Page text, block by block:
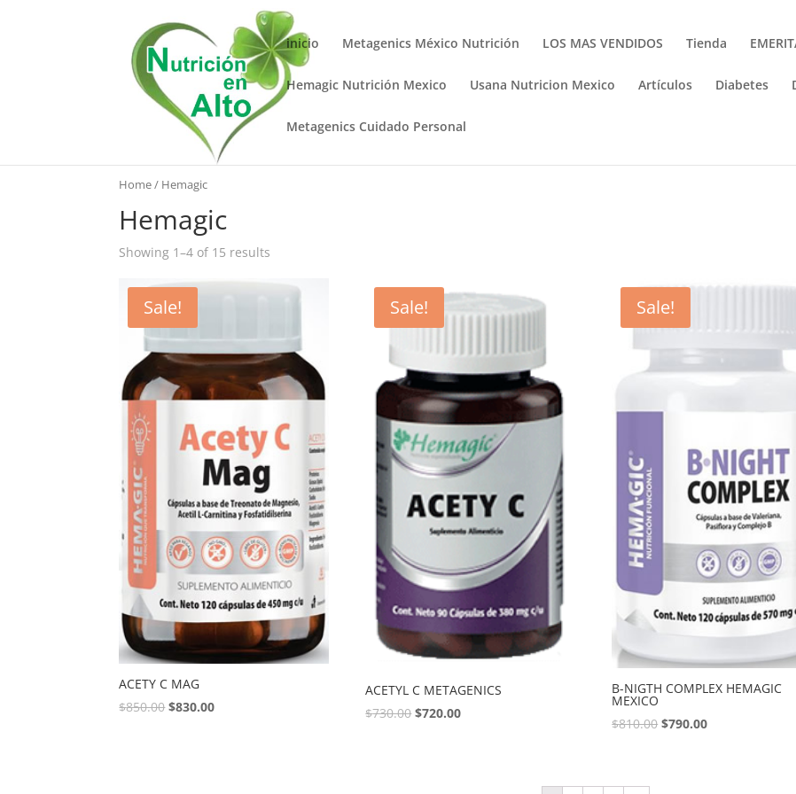
inicio Metagenics México Nutrición LOS MAS VENDIDOS Tienda
Hemagic Nutrición Mexico Usana Nutricion Mexico Artículos Diabetes
Metagenics Cuidado Personal
Home/ Hemagic
Hemagic
Showing 1–4 of 15 results
Sale!
ACETY C MAG
$850.00 $830.00
Sale!
ACETYL C METAGENICS
$730.00 $720.00
Sale!
B-NIGTH COMPLEX HEMAGIC
MEXICO
$810.00 $790.00